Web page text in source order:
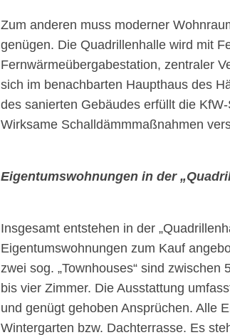
Zum anderen muss moderner
genügen. Die Quadrillenhalle wird mit
Fernwärmeübergabestation, zentraler
sich im benachbarten Haupthaus des
des sanierten Gebäudes erfüllt die
Wirksame Schalldämmmaßnahmen
Eigentumswohnungen in der
Insgesamt entstehen in der
Eigentumswohnungen zum Kauf
zwei sog. „Townhouses“ sind
bis vier Zimmer. Die Ausstattung
und genügt gehoben Ansprüchen. Alle
Wintergarten bzw. Dachterrasse. Es